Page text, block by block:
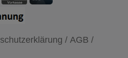
/ AGB /